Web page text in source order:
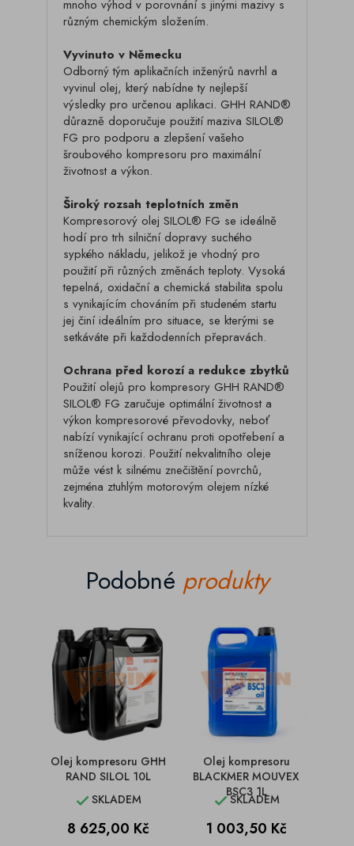
mnoho výhod v porovnání s jinými mazivy s
různým chemickým složením.
Vyvinuto v Německu
Odborný tým aplikačních inženýrů navrhl a
vyvinul olej, který nabídne ty nejlepší
výsledky pro určenou aplikaci. GHH RAND®
důrazně doporučuje použití maziva SILOL®
FG pro podporu a zlepšení vašeho
šroubového kompresoru pro maximální
životnost a výkon.
Široký rozsah teplotních změn
Kompresorový olej SILOL® FG se ideálně
hodí pro trh silniční dopravy suchého
sypkého nákladu, jelikož je vhodný pro
použití při různých změnách teploty. Vysoká
tepelná, oxidační a chemická stabilita spolu
s vynikajícím chováním při studeném startu
jej činí ideálním pro situace, se kterými se
setkáváte při každodenních přepravách.
Ochrana před korozí a redukce zbytků
Použití olejů pro kompresory GHH RAND®
SILOL® FG zaručuje optimální životnost a
výkon kompresorové převodovky, neboť
nabízí vynikající ochranu proti opotřebení a
sníženou korozi. Použití nekvalitního oleje
může vést k silnému znečištění povrchů,
zejména ztuhlým motorovým olejem nízké
kvality.
Podobné produkty
Olej kompresoru GHH
RAND SILOL 10L
SKLADEM
Cena
8 625,00 Kč
Olej kompresoru
BLACKMER MOUVEX
BSC3 1L
SKLADEM
Cena
1 003,50 Kč